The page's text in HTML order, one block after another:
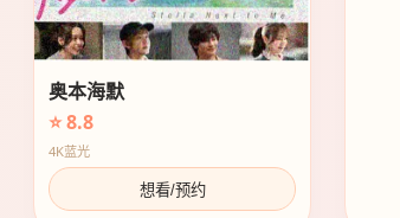
奥本海默
⭐ 8.8
4K蓝光
想看/预约